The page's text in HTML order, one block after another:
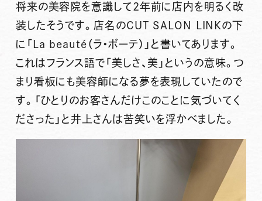
将来の美容院を意識して2年前に店内を明るく改
装したそうです。店名のCUT SALON LINKの下
に「La beauté（ラ・ボーテ）」と書いてあります。
これはフランス語で「美しさ、美」というの意味。つ
まり看板にも美容師になる夢を表現していたので
す。
「ひとりのお客さんだけこのことに気づいてく
ださった」 と井上さんは苦笑いを浮かべました。